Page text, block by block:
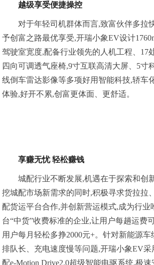
越级享受便捷操控
对于年轻司机群体而言,致富伙伴多拉
予创富之路最优享受,开瑞小象EV设计
驾驶室宽度,配备行业领先的人机工程、17
四向可调透气座椅,9寸互联高清大屏、5寸
线倒车雷达影像等多项好用智能科技,轿车
体验,好开不累,创富更体面、更舒适。
享赚无忧 轻松赚钱
城配行业不断发展,机遇在于探索和创
挖城配市场新需求的同时,积极寻求货拉拉
配货运平台合作,并创新营运模式,成为行业
台“中货”收费标准的企业,让用户每趟运费
用户每月轻松多挣2000元+。针对新能源
排队长、充电速度慢等问题,开瑞小象EV
配e-Motion Drive2.0超级智能电驱系统,极